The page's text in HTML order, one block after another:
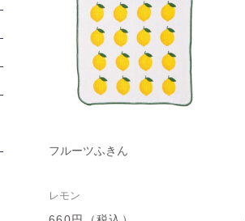
フルーツふきん
レモン